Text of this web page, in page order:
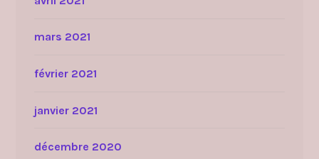
mars 2021
février 2021
janvier 2021
décembre 2020